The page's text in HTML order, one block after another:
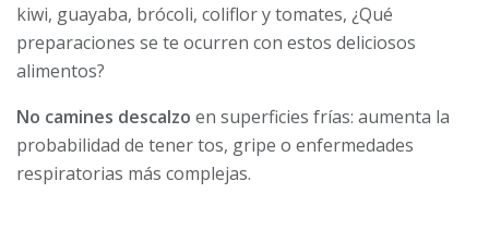
kiwi, guayaba, brócoli, coliflor y tomates, ¿Qué
preparaciones se te ocurren con estos deliciosos
alimentos?
No camines descalzo en superficies frías: aumenta la
probabilidad de tener tos​, gripe o enfermedades
respiratorias más complejas.